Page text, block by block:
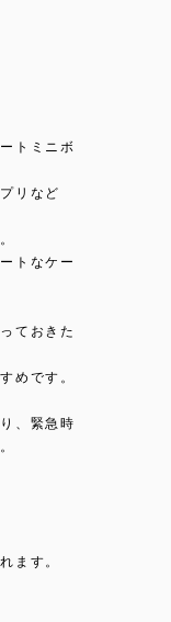
トミニボ
リなど
トなケー
ておきた
めです。
、緊急時
ます。